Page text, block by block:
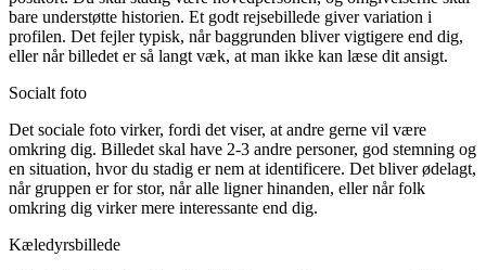
bare understøtte historien. Et godt rejsebillede giver variation i
profilen. Det fejler typisk, når baggrunden bliver vigtigere end dig,
eller når billedet er så langt væk, at man ikke kan læse dit ansigt.
Socialt foto
Det sociale foto virker, fordi det viser, at andre gerne vil være
omkring dig. Billedet skal have 2-3 andre personer, god stemning og
en situation, hvor du stadig er nem at identificere. Det bliver ødelagt,
når gruppen er for stor, når alle ligner hinanden, eller når folk
omkring dig virker mere interessante end dig.
Kæledyrsbillede